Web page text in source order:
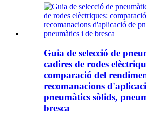
Guia de selecció de
cadires de rodes
comparació del
recomanacions
pneumàtics sòlids,
bresca